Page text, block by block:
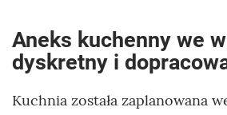
Aneks kuchenny we
dyskretny i
Kuchnia została zaplanowana